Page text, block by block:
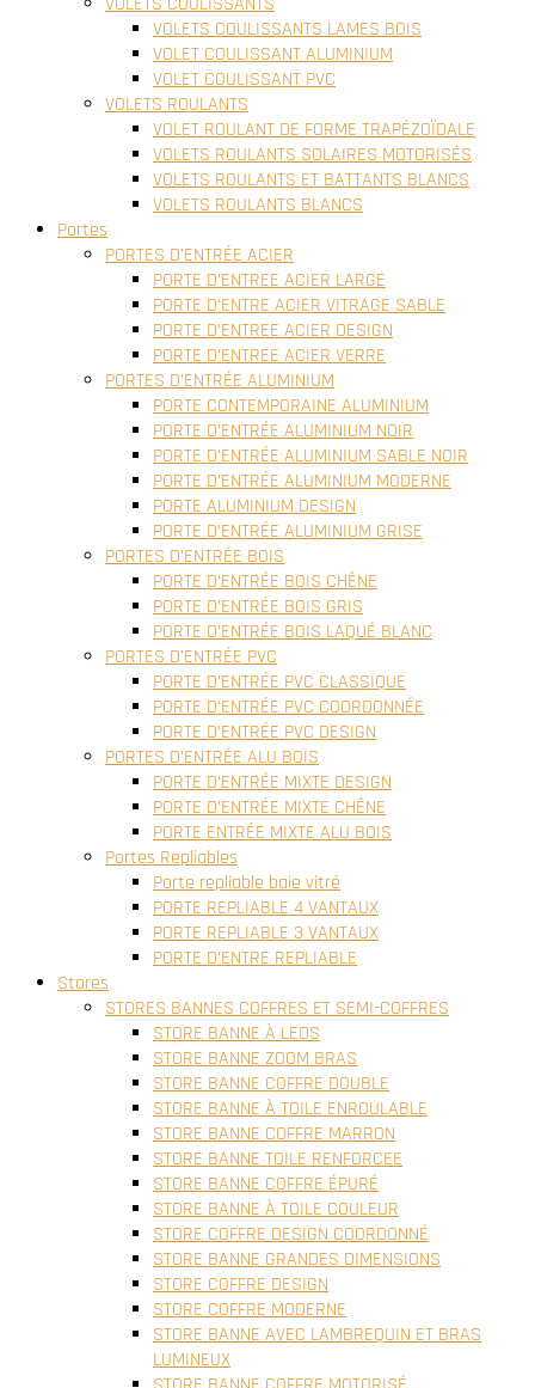
VOLETS COULISSANTS LAMES BOIS
VOLET COULISSANT ALUMINIUM
VOLET COULISSANT PVC
VOLETS ROULANTS
VOLET ROULANT DE FORME TRAPÉZOÏDALE
VOLETS ROULANTS SOLAIRES MOTORISÉS
VOLETS ROULANTS ET BATTANTS BLANCS
VOLETS ROULANTS BLANCS
Portes
PORTES D’ENTRÉE ACIER
PORTE D’ENTREE ACIER LARGE
PORTE D’ENTRE ACIER VITRAGE SABLE
PORTE D’ENTREE ACIER DESIGN
PORTE D’ENTREE ACIER VERRE
PORTES D’ENTRÉE ALUMINIUM
PORTE CONTEMPORAINE ALUMINIUM
PORTE D’ENTRÉE ALUMINIUM NOIR
PORTE D’ENTRÉE ALUMINIUM SABLE NOIR
PORTE D’ENTRÉE ALUMINIUM MODERNE
PORTE ALUMINIUM DESIGN
PORTE D’ENTRÉE ALUMINIUM GRISE
PORTES D’ENTRÉE BOIS
PORTE D’ENTRÉE BOIS CHÊNE
PORTE D’ENTRÉE BOIS GRIS
PORTE D’ENTRÉE BOIS LAQUÉ BLANC
PORTES D’ENTRÉE PVC
PORTE D’ENTRÉE PVC CLASSIQUE
PORTE D’ENTRÉE PVC COORDONNÉE
PORTE D’ENTRÉE PVC DESIGN
PORTES D’ENTRÉE ALU BOIS
PORTE D’ENTRÉE MIXTE DESIGN
PORTE D’ENTRÉE MIXTE CHÊNE
PORTE ENTRÉE MIXTE ALU BOIS
Portes Repliables
Porte repliable baie vitré
PORTE REPLIABLE 4 VANTAUX
PORTE REPLIABLE 3 VANTAUX
PORTE D’ENTRE REPLIABLE
Stores
STORES BANNES COFFRES ET SEMI-COFFRES
STORE BANNE À LEDS
STORE BANNE ZOOM BRAS
STORE BANNE COFFRE DOUBLE
STORE BANNE À TOILE ENROULABLE
STORE BANNE COFFRE MARRON
STORE BANNE TOILE RENFORCEE
STORE BANNE COFFRE ÉPURÉ
STORE BANNE À TOILE COULEUR
STORE COFFRE DESIGN COORDONNÉ
STORE BANNE GRANDES DIMENSIONS
STORE COFFRE DESIGN
STORE COFFRE MODERNE
STORE BANNE AVEC LAMBREQUIN ET BRAS
LUMINEUX